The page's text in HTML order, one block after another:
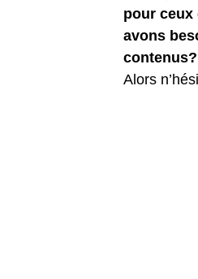
pour ceux
avons
contenus?
Alors